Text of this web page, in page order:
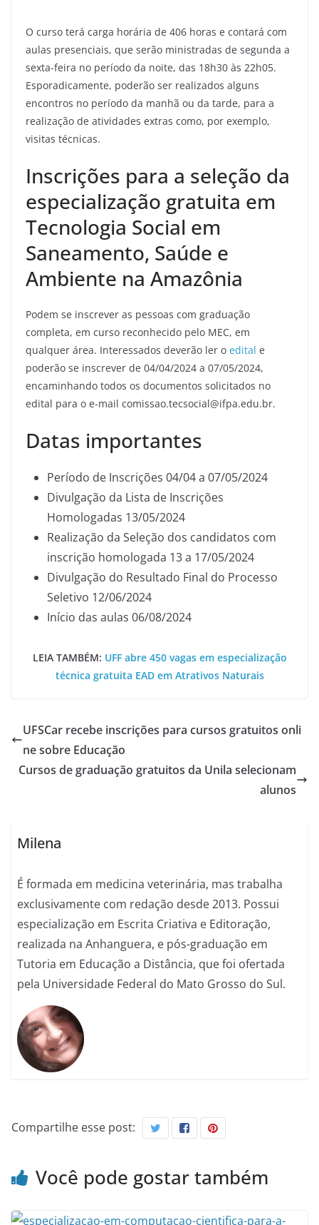
O curso terá carga horária de 406 horas e contará com
aulas presenciais, que serão ministradas de segunda a
sexta-feira no período da noite, das 18h30 às 22h05.
Esporadicamente, poderão ser realizados alguns
encontros no período da manhã ou da tarde, para a
realização de atividades extras como, por exemplo,
visitas técnicas.
Inscrições para a seleção da
especialização gratuita em
Tecnologia Social em
Saneamento, Saúde e
Ambiente na Amazônia
Podem se inscrever as pessoas com graduação
completa, em curso reconhecido pelo MEC, em
qualquer área. Interessados deverão ler o edital e
poderão se inscrever de 04/04/2024 a 07/05/2024,
encaminhando todos os documentos solicitados no
edital para o e-mail comissao.tecsocial@ifpa.edu.br.
Datas importantes
Período de Inscrições 04/04 a 07/05/2024
Divulgação da Lista de Inscrições
Homologadas 13/05/2024
Realização da Seleção dos candidatos com
inscrição homologada 13 a 17/05/2024
Divulgação do Resultado Final do Processo
Seletivo 12/06/2024
Início das aulas 06/08/2024
LEIA TAMBÉM: UFF abre 450 vagas em especialização
técnica gratuita EAD em Atrativos Naturais
UFSCar recebe inscrições para cursos gratuitos onli
ne sobre Educação
Cursos de graduação gratuitos da Unila selecionam
alunos
Milena
É formada em medicina veterinária, mas trabalha
exclusivamente com redação desde 2013. Possui
especialização em Escrita Criativa e Editoração,
realizada na Anhanguera, e pós-graduação em
Tutoria em Educação a Distância, que foi ofertada
pela Universidade Federal do Mato Grosso do Sul.
Compartilhe esse post:
Você pode gostar também